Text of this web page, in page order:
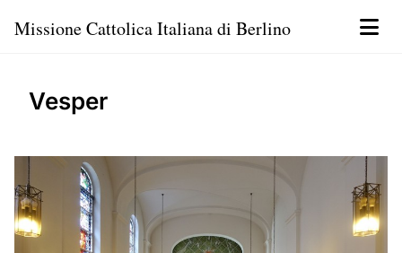
Missione Cattolica Italiana di Berlino
Vesper